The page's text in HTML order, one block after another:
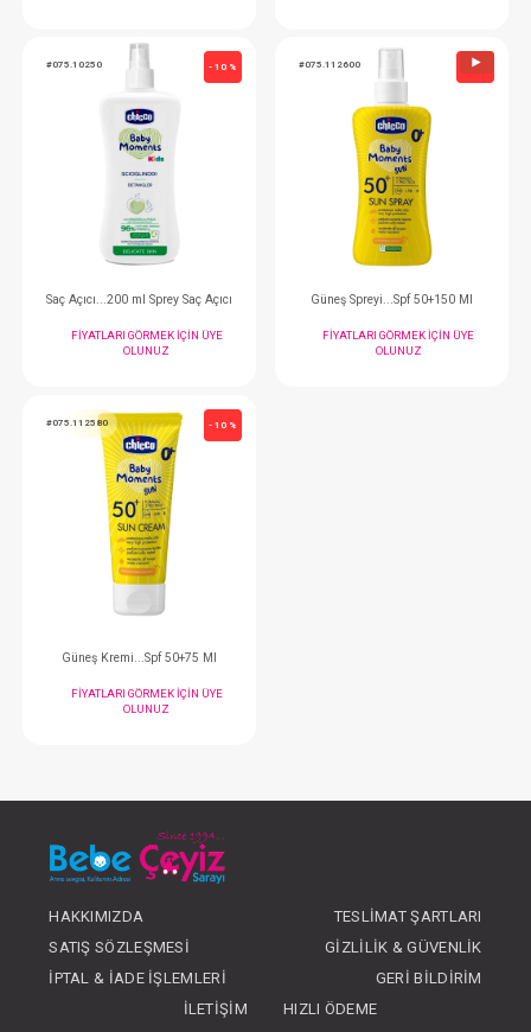
FIYATLARI GÖRMEK IÇIN ÜYE
OLUNUZ
FIYATLARI
Saç Açıcı...200 ml Sprey Saç Açıcı
FIYATLARI GÖRMEK IÇIN ÜYE
OLUNUZ
#075.112600
#075.112580
Güneş Kremi...Spf 50+75 Ml
FIYATLARI GÖRMEK IÇIN ÜYE
OLUNUZ
HAKKIMIZDA
TESLIMAT ŞARTLARI
SATIŞ SÖZLEŞMESI
GIZLILIK & GÜVENLIK
İPTAL & İADE İŞLEMLERI
GERI BILDIRIM
İLETIŞIM
HIZLI ÖDEME